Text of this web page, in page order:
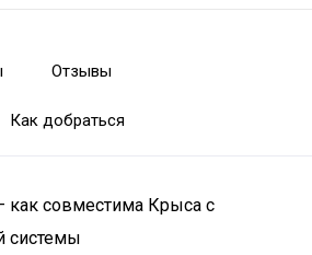
Отзывы
Как добраться
как совместима Крыса с
системы